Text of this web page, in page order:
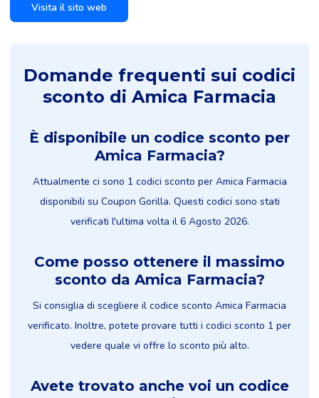
Visita il sito web
Domande frequenti sui codici
sconto di Amica Farmacia
È disponibile un codice sconto per
Amica Farmacia?
Attualmente ci sono 1 codici sconto per Amica Farmacia
disponibili su Coupon Gorilla. Questi codici sono stati
verificati l'ultima volta il 6 Agosto 2026.
Come posso ottenere il massimo
sconto da Amica Farmacia?
Si consiglia di scegliere il codice sconto Amica Farmacia
verificato. Inoltre, potete provare tutti i codici sconto 1 per
vedere quale vi offre lo sconto più alto.
Avete trovato anche voi un codice